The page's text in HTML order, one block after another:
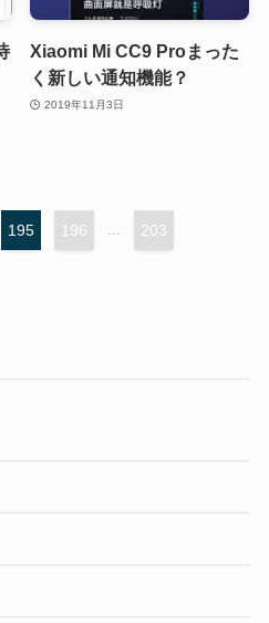
Xiaomi Mi CC9 Proまった
く新しい通知機能？
2019年11月3日
195 196 ... 203